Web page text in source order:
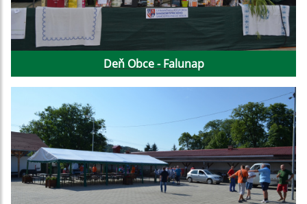
Deň Obce - Falunap